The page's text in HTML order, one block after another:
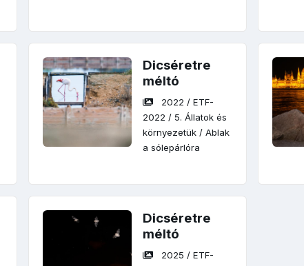
Dicséretre
méltó
2022 /ETF-
2022 / 5. Állatok és
környezetük /Ablak
a sólepárlóra
Dicséretre
méltó
2025 /ETF-